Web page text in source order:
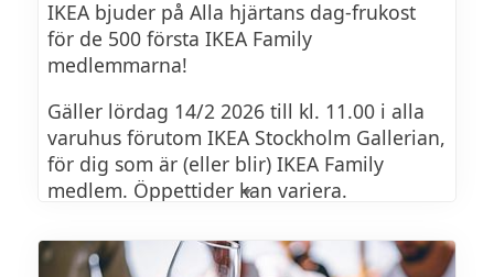
IKEA bjuder på Alla hjärtans dag-frukost
för de 500 första IKEA Family
medlemmarna!
Gäller lördag 14/2 2026 till kl. 11.00 i alla
varuhus förutom IKEA Stockholm Gallerian,
för dig som är (eller blir) IKEA Family
medlem. Öppettider kan variera.
Lokala varianter görs på IKEA Stockholm
Mall of Scandinavia och IKEA Uppsala.